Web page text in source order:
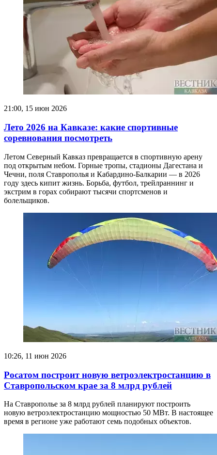
21:00, 15 июн 2026
Лето 2026 на Кавказе: какие спортивные
соревнования посмотреть
Летом Северный Кавказ превращается в спортивную арену
под открытым небом. Горные тропы, стадионы Дагестана и
Чечни, поля Ставрополья и Кабардино-Балкарии — в 2026
году здесь кипит жизнь. Борьба, футбол, трейлраннинг и
экстрим в горах собирают тысячи спортсменов и
болельщиков.
10:26, 11 июн 2026
Росатом построит новую ветроэлектростанцию в
Ставропольском крае за 8 млрд рублей
На Ставрополье за 8 млрд рублей планируют построить
новую ветроэлектростанцию мощностью 50 МВт. В настоящее
время в регионе уже работают семь подобных объектов.